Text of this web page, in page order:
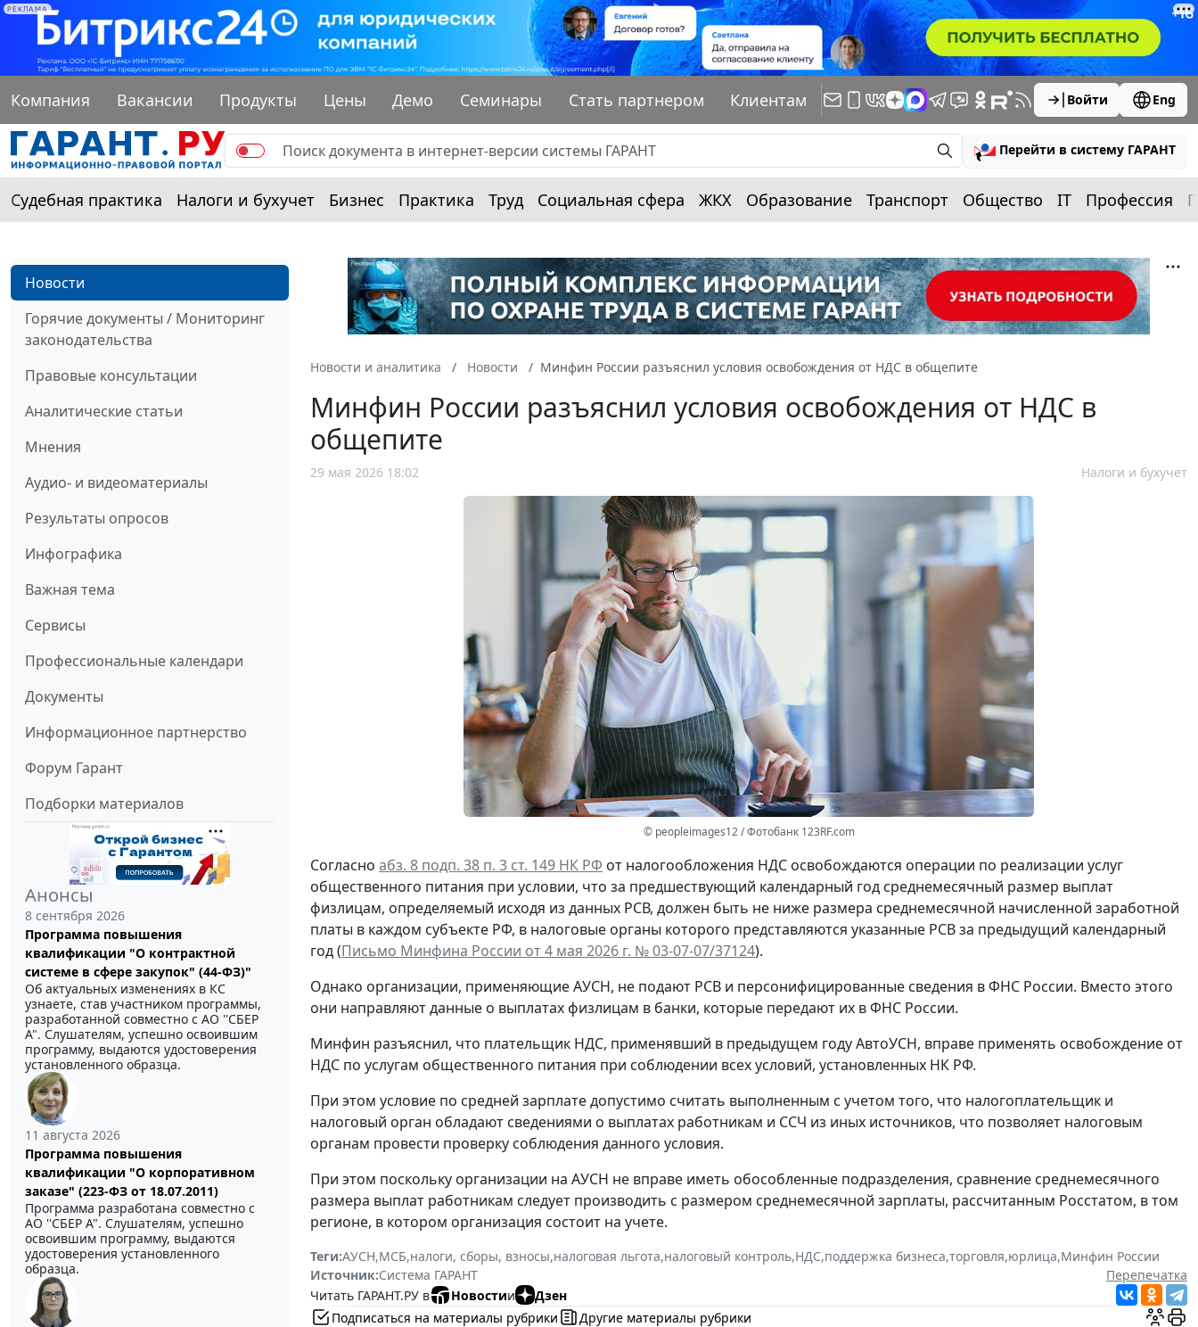
РЕКЛАМА
Компания Вакансии Продукты Цены Демо Семинары Стать партнером Клиентам Войти Eng
Перейти в систему ГАРАНТ
Судебная практика Налоги и бухучет Бизнес Практика Труд Социальная сфера ЖКХ Образование Транспорт Общество IT Профессия
Новости
Горячие документы / Мониторинг
законодательства
Правовые консультации
Аналитические статьи
Мнения
Аудио- и видеоматериалы
Результаты опросов
Инфографика
Важная тема
Сервисы
Профессиональные календари
Документы
Информационное партнерство
Форум Гарант
Подборки материалов
Анонсы
8 сентября 2026
Программа повышения
квалификации "О контрактной
системе в сфере закупок" (44-ФЗ)"
Об актуальных изменениях в КС
узнаете, став участником программы,
разработанной совместно с АО ''СБЕР
А". Слушателям, успешно освоившим
программу, выдаются удостоверения
установленного образца.
11 августа 2026
Программа повышения
квалификации "О корпоративном
заказе" (223-ФЗ от 18.07.2011)
Программа разработана совместно с
АО ''СБЕР А". Слушателям, успешно
освоившим программу, выдаются
удостоверения установленного
образца.
Новости и аналитика Новости Минфин России разъяснил условия освобождения от НДС в общепите
Минфин России разъяснил условия освобождения от НДС в
общепите
29 мая 2026 18:02 Налоги и бухучет
© peopleimages12 / Фотобанк 123RF.com
Согласно абз. 8 подп. 38 п. 3 ст. 149 НК РФ от налогообложения НДС освобождаются операции по реализации услуг
общественного питания при условии, что за предшествующий календарный год среднемесячный размер выплат
физлицам, определяемый исходя из данных РСВ, должен быть не ниже размера среднемесячной начисленной заработной
платы в каждом субъекте РФ, в налоговые органы которого представляются указанные РСВ за предыдущий календарный
год (Письмо Минфина России от 4 мая 2026 г. № 03-07-07/37124).
Однако организации, применяющие АУСН, не подают РСВ и персонифицированные сведения в ФНС России. Вместо этого
они направляют данные о выплатах физлицам в банки, которые передают их в ФНС России.
Минфин разъяснил, что плательщик НДС, применявший в предыдущем году АвтоУСН, вправе применять освобождение от
НДС по услугам общественного питания при соблюдении всех условий, установленных НК РФ.
При этом условие по средней зарплате допустимо считать выполненным с учетом того, что налогоплательщик и
налоговый орган обладают сведениями о выплатах работникам и ССЧ из иных источников, что позволяет налоговым
органам провести проверку соблюдения данного условия.
При этом поскольку организации на АУСН не вправе иметь обособленные подразделения, сравнение среднемесячного
размера выплат работникам следует производить с размером среднемесячной зарплаты, рассчитанным Росстатом, в том
регионе, в котором организация состоит на учете.
Теги:АУСН,МСБ,налоги, сборы, взносы,налоговая льгота,налоговый контроль,НДС,поддержка бизнеса,торговля,юрлица,Минфин России
Источник:Система ГАРАНТ
Перепечатка
Читать ГАРАНТ.РУ в
Новостии
Дзен
Подписаться на материалы рубрики
Другие материалы рубрики